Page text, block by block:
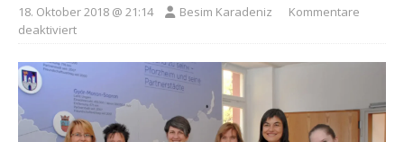
18. Oktober 2018 @ 21:14 Besim Karadeniz
Kommentare
deaktiviert